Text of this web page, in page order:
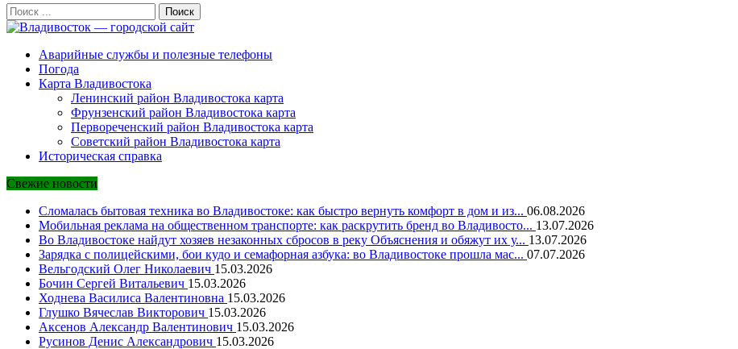
Поиск:
Владивосток — городской сайт
Аварийные службы и полезные телефоны
Погода
Карта Владивостока
Ленинский район Владивостока карта
Фрунзенский район Владивостока карта
Первореченский район Владивостока карта
Советский район Владивостока карта
Историческая справка
Свежие новости
Сломалась бытовая техника во Владивостоке: как быстро вернуть комфорт в дом и из... 06.08.2026
Мобильная реклама на общественном транспорте: как раскрутить бренд во Владивосто... 13.07.2026
Во Владивостоке найдут хозяев незаконных сбросов в реку Объяснения и обяжут их у... 13.07.2026
Зарядка с полицейскими, бои кудо и семафорная азбука: во Владивостоке прошла мас... 07.07.2026
Вельгодский Олег Николаевич 15.03.2026
Бочин Сергей Витальевич 15.03.2026
Ходнева Василиса Валентиновна 15.03.2026
Глушко Вячеслав Викторович 15.03.2026
Аксенов Александр Валентинович 15.03.2026
Русинов Денис Александрович 15.03.2026